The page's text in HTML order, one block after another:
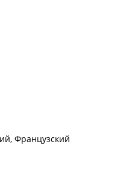
Французский